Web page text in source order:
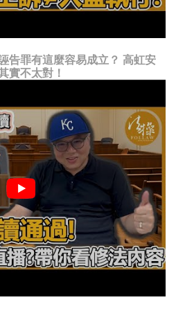
告罪有這麼容易成立？ 高虹安
實不太對！